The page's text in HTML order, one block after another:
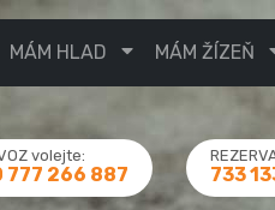
MÁM HLAD MÁM ŽÍZEŇ
volejte:
777 266 887 733